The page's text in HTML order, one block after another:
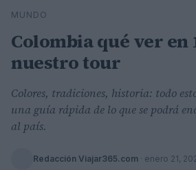
Buscar
MUNDO
Colombia qué ver en
nuestro tour
Colores, tradiciones, historia: todo
una guía rápida de lo que se podrá
al país.
Redacción Viajar365.com · enero 21,